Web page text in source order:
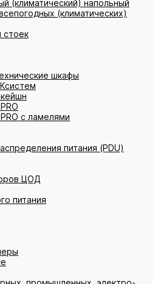
(климатический) напольный
(климатических)
стоек
шкафы
с ламелями
питания (PDU)
ЦОД
питания